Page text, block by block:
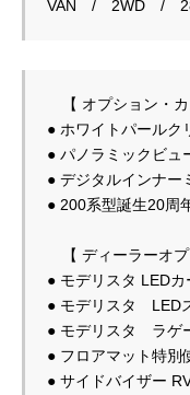
【 オプション・カ
● ホワイトパールク
● パノラミックビュ
● デジタルインナー
● 200系型誕生20周
【 ディーラーオプ
● モデリスタ LEDカ
● モデリスタ　LED
● モデリスタ　ラゲ
● フロアマット特別
● サイドバイザー